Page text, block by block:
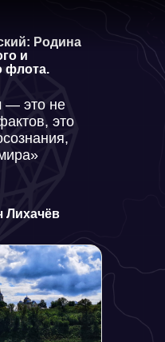
Родина
и
флота.
— это не
это
Лихачёв